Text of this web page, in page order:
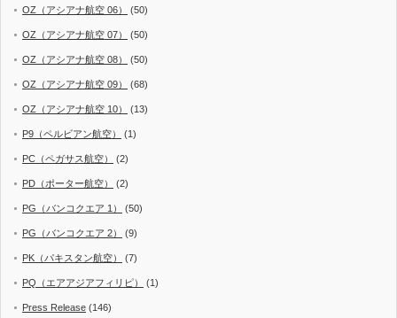
OZ（アシアナ航空 06） (50)
OZ（アシアナ航空 07） (50)
OZ（アシアナ航空 08） (50)
OZ（アシアナ航空 09） (68)
OZ（アシアナ航空 10） (13)
P9（ペルビアン航空） (1)
PC（ペガサス航空） (2)
PD（ポーター航空） (2)
PG（バンコクエア 1） (50)
PG（バンコクエア 2） (9)
PK（パキスタン航空） (7)
PQ（エアアジアフィリピ） (1)
Press Release (146)